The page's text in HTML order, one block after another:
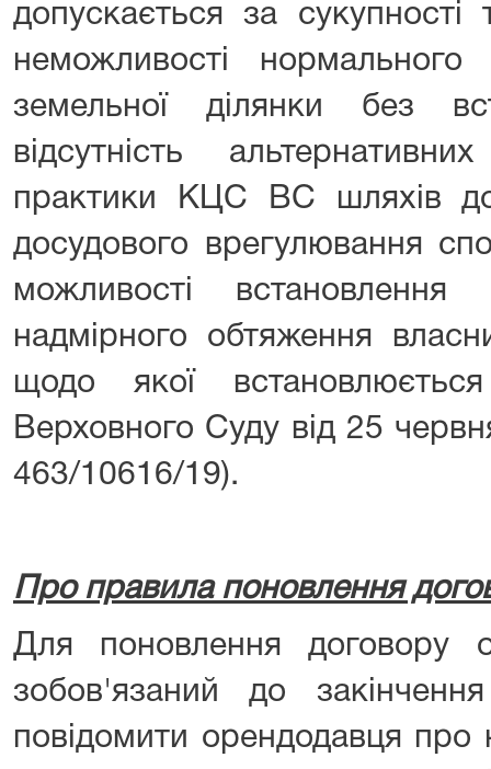
допускається за
неможливості нормального
земельної ділянки без
відсутність
практики КЦС ВС шляхів
досудового врегулювання
можливості встановлення
надмірного обтяження
щодо якої
Верховного Суду від 25
463/10616/19).
Про правила поновлення
Для поновлення договору
зобов'язаний до
повідомити орендодавця про